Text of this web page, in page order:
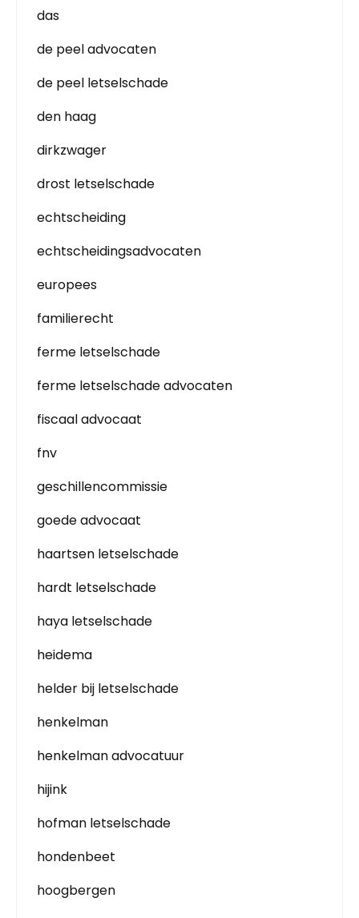
das
de peel advocaten
de peel letselschade
den haag
dirkzwager
drost letselschade
echtscheiding
echtscheidingsadvocaten
europees
familierecht
ferme letselschade
ferme letselschade advocaten
fiscaal advocaat
fnv
geschillencommissie
goede advocaat
haartsen letselschade
hardt letselschade
haya letselschade
heidema
helder bij letselschade
henkelman
henkelman advocatuur
hijink
hofman letselschade
hondenbeet
hoogbergen